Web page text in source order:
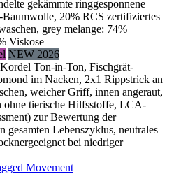
gekämmte ringgesponnene
20% RCS zertifiziertes
grey melange: 74%
Viskose
NEW 2026
Ton-in-Ton, Fischgrät-
im Nacken, 2x1 Rippstrick an
weicher Griff, innen angeraut,
ohne tierische Hilfsstoffe, LCA-
zur Bewertung der
gesamten Lebenszyklus, neutrales
bei niedriger
Movement